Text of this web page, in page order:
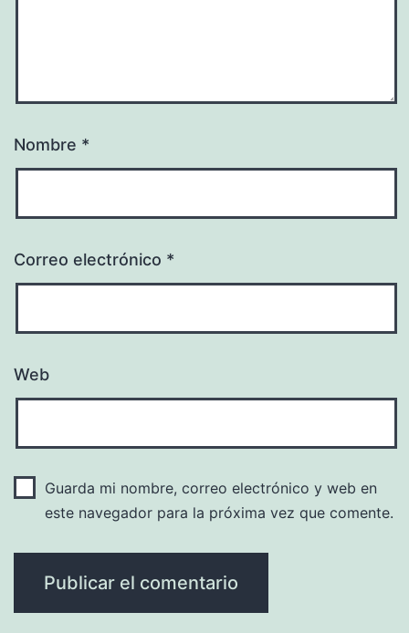
Nombre *
Correo electrónico *
Web
Guarda mi nombre, correo electrónico y web en
este navegador para la próxima vez que comente.